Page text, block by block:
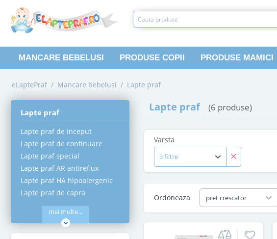
MANCARE BEBELUSI PRODUSE COPII PRODUSE MAMICI
eLaptePraf / Mancare bebelusi / Lapte praf
Lapte praf
Lapte praf de inceput
Lapte praf de continuare
Lapte praf special
Lapte praf AR antireflux
Lapte praf HA hipoalergenic
Lapte praf de capra
mai multe...
Lapte praf (6 produse)
Varsta
3 filtre
Ordoneaza pret crescator